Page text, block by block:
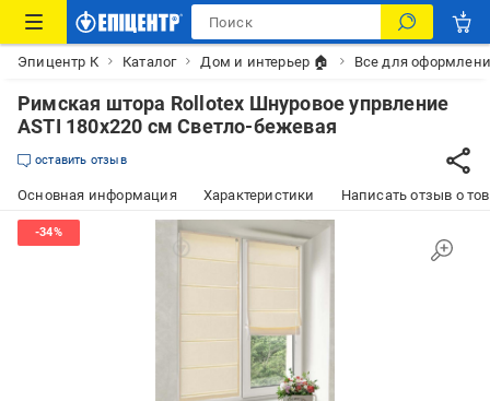
Эпицентр К Каталог Дом и интерьер 🏠 Все для
Римская штора Rollotex Шнуровое упрвление
ASTI 180x220 см Светло-бежевая
оставить отзыв
Основная информация Характеристики Написать отзыв о